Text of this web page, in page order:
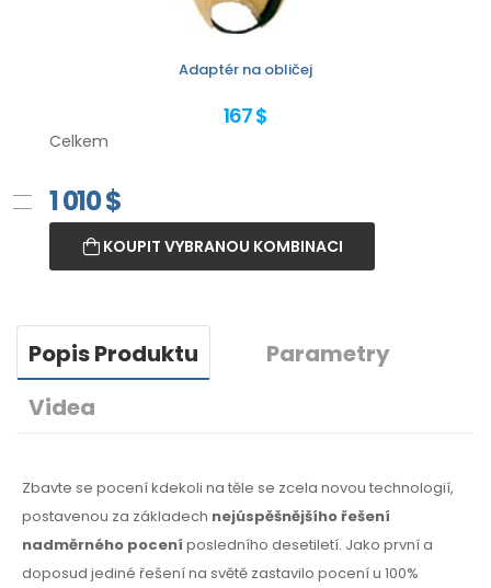
Adaptér na obličej
167 $
Celkem
1 010$
KOUPIT VYBRANOU KOMBINACI
Popis Produktu
Parametry
Videa
Zbavte se pocení kdekoli na těle se zcela novou technologií,
postavenou za základech nejúspěšnějšího řešení
nadměrného pocení posledního desetiletí. Jako první a
doposud jediné řešení na světě zastavilo pocení u 100%